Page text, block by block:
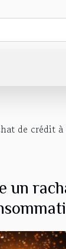
de crédit
un